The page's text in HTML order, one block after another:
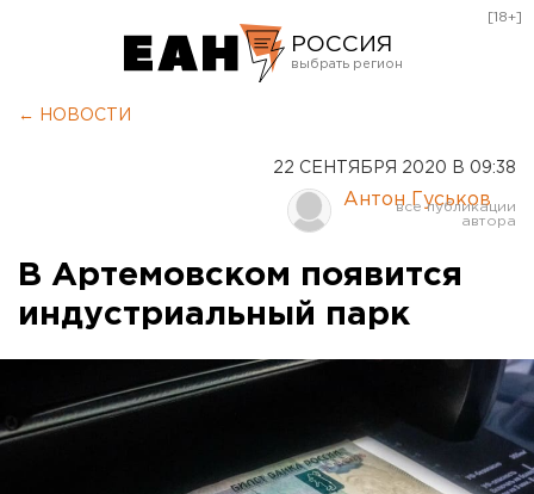
РОССИЯ
Курган
Оренбург
[18+]
← НОВОСТИ
22 СЕНТЯБРЯ 2020 В 09:38
Антон Гуськов
В Артемовском появится
индустриальный парк